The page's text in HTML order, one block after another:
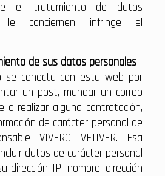
el tratamiento de datos
le conciernen infringe el
de sus datos personales
se conecta con esta web por
un post, mandar un correo
o realizar alguna contratación,
de carácter personal de
VIVERO VETIVER. Esa
datos de carácter personal
dirección IP, nombre, dirección